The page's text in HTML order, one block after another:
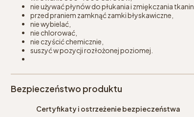
nie używać płynów do płukania i zmiękczania tkanin,
przed praniem zamknąć zamki błyskawiczne,
nie wybielać,
nie chlorować,
nie czyścić chemicznie,
suszyć w pozycji rozłożonej poziomej.
Bezpieczeństwo produktu
Certyfikaty i ostrzeżenie bezpieczeństwa